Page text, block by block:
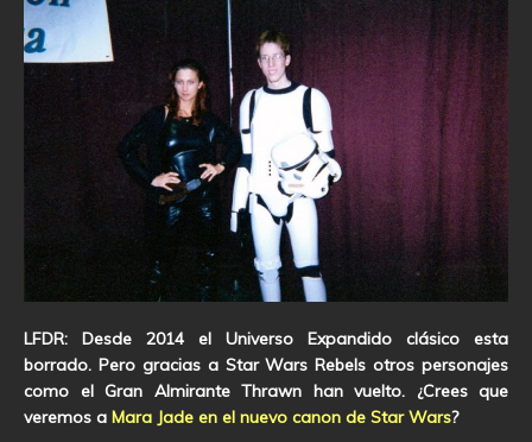
LFDR: Desde 2014 el Universo Expandido clásico esta
borrado. Pero gracias a Star Wars Rebels otros personajes
como el Gran Almirante Thrawn han vuelto. ¿Crees que
veremos a Mara Jade en el nuevo canon de Star Wars?